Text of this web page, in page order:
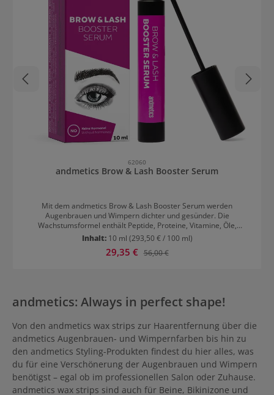
62060
andmetics Brow & Lash Booster Serum
Mit dem andmetics Brow & Lash Booster Serum werden
Augenbrauen und Wimpern dichter und gesünder. Die
Wachstumsformel enthält Peptide, Proteine, Vitamine, Öle,
Aminosäuren und weitere hochwertige Inhaltsstoffe, die die Haare
stärken. Das Serum ist außerdem sanft zur Haut. Bei einer
regelmäßigen, konsequenten Anwendung morgens und abends
Inhalt: 10 ml (293,50 € / 100 ml)
Verkaufspreis:
29,35 € Regulärer Preis:
56,00 €
andmetics: Always in perfect shape!
Von den andmetics wax strips zur Haarentfernung über die
andmetics Augenbrauen- und Wimpernfarben bis hin zu
den andmetics Styling-Produkten findest du hier alles, was
du für eine Verschönerung der Augenbrauen und Wimpern
benötigst – egal ob im professionellen Salon oder Zuhause.
andmetics wax strips sind auch für Beine, Bikinizone und